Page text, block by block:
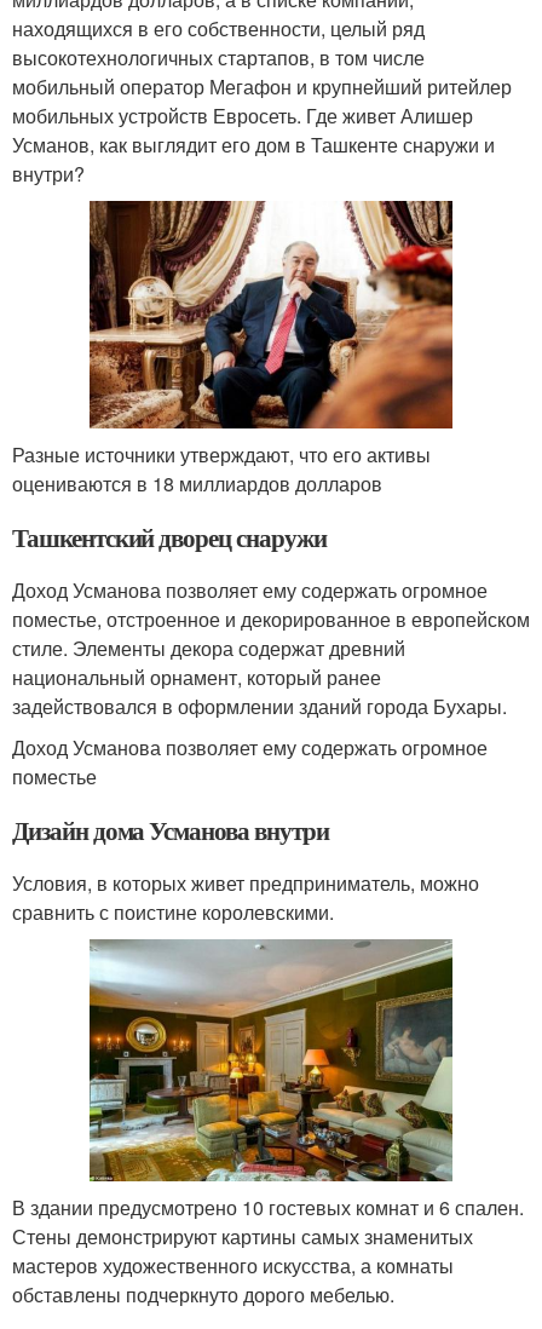
находящихся в его собственности, целый ряд
высокотехнологичных стартапов, в том числе
мобильный оператор Мегафон и крупнейший ритейлер
мобильных устройств Евросеть. Где живет Алишер
Усманов, как выглядит его дом в Ташкенте снаружи и
внутри?
Разные источники утверждают, что его активы
оцениваются в 18 миллиардов долларов
Ташкентский дворец снаружи
Доход Усманова позволяет ему содержать огромное
поместье, отстроенное и декорированное в европейском
стиле. Элементы декора содержат древний
национальный орнамент, который ранее
задействовался в оформлении зданий города Бухары.
Доход Усманова позволяет ему содержать огромное
поместье
Дизайн дома Усманова внутри
Условия, в которых живет предприниматель, можно
сравнить с поистине королевскими.
В здании предусмотрено 10 гостевых комнат и 6 спален.
Стены демонстрируют картины самых знаменитых
мастеров художественного искусства, а комнаты
обставлены подчеркнуто дорого мебелью.